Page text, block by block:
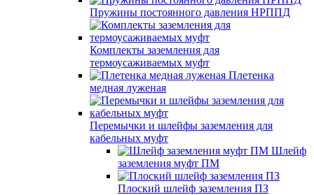
Пружины постоянного давления НРППД
Комплекты заземления для
термоусаживаемых муфт
Плетенка
медная луженая
Перемычки и шлейфы заземления для
кабельных муфт
Шлейф
заземления муфт ПМ
Плоский шлейф заземления ПЗ